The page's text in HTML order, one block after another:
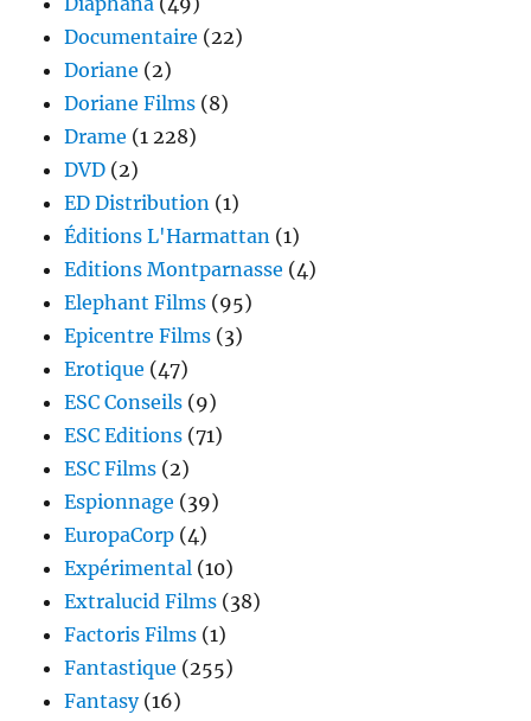
Documentaire (22)
Doriane (2)
Doriane Films (8)
Drame (1 228)
DVD (2)
ED Distribution (1)
Éditions L'Harmattan (1)
Editions Montparnasse (4)
Elephant Films (95)
Epicentre Films (3)
Erotique (47)
ESC Conseils (9)
ESC Editions (71)
ESC Films (2)
Espionnage (39)
EuropaCorp (4)
Expérimental (10)
Extralucid Films (38)
Factoris Films (1)
Fantastique (255)
Fantasy(16)